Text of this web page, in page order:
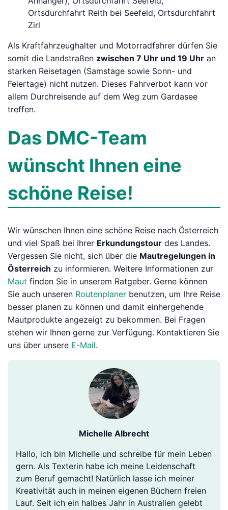
Ortsdurchfahrt Reith bei Seefeld, Ortsdurchfahrt
Zirl
Als Kraftfahrzeughalter und Motorradfahrer dürfen Sie
somit die Landstraßen zwischen 7 Uhr und 19 Uhr an
starken Reisetagen (Samstage sowie Sonn- und
Feiertage) nicht nutzen. Dieses Fahrverbot kann vor
allem Durchreisende auf dem Weg zum Gardasee
treffen.
Das DMC-Team
wünscht Ihnen eine
schöne Reise!
Wir wünschen Ihnen eine schöne Reise nach Österreich
und viel Spaß bei Ihrer Erkundungstour des Landes.
Vergessen Sie nicht, sich über die Mautregelungen in
Österreich zu informieren. Weitere Informationen zur
Maut finden Sie in unserem Ratgeber. Gerne können
Sie auch unseren Routenplaner benutzen, um Ihre Reise
besser planen zu können und damit einhergehende
Mautprodukte angezeigt zu bekommen. Bei Fragen
stehen wir Ihnen gerne zur Verfügung. Kontaktieren Sie
uns über unsere E-Mail.
Michelle Albrecht
Hallo, ich bin Michelle und schreibe für mein Leben
gern. Als Texterin habe ich meine Leidenschaft
zum Beruf gemacht! Natürlich lasse ich meiner
Kreativität auch in meinen eigenen Büchern freien
Lauf. Seit ich ein halbes Jahr in Australien gelebt